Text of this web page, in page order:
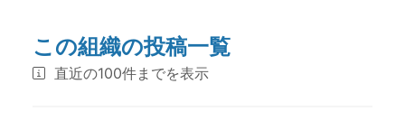
この組織の投稿一覧
直近の100件までを表示